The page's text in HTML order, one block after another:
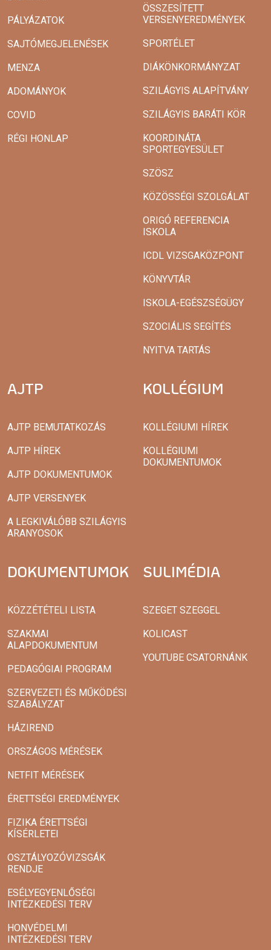
PÁLYÁZATOK
SAJTÓMEGJELENÉSEK
MENZA
ADOMÁNYOK
COVID
RÉGI HONLAP
ÖSSZESÍTETT
VERSENYEREDMÉNYEK
SPORTÉLET
DIÁKÖNKORMÁNYZAT
SZILÁGYIS ALAPÍTVÁNY
SZILÁGYIS BARÁTI KÖR
KOORDINÁTA
SPORTEGYESÜLET
SZÖSZ
KÖZÖSSÉGI SZOLGÁLAT
ORIGÓ REFERENCIA
ISKOLA
ICDL VIZSGAKÖZPONT
KÖNYVTÁR
ISKOLA-EGÉSZSÉGÜGY
SZOCIÁLIS SEGÍTÉS
NYITVA TARTÁS
AJTP
AJTP BEMUTATKOZÁS
AJTP HÍREK
AJTP DOKUMENTUMOK
AJTP VERSENYEK
A LEGKIVÁLÓBB SZILÁGYIS
ARANYOSOK
KOLLÉGIUM
KOLLÉGIUMI HÍREK
KOLLÉGIUMI
DOKUMENTUMOK
DOKUMENTUMOK
KÖZZÉTÉTELI LISTA
SZAKMAI
ALAPDOKUMENTUM
PEDAGÓGIAI PROGRAM
SZERVEZETI ÉS MŰKÖDÉSI
SZABÁLYZAT
HÁZIREND
ORSZÁGOS MÉRÉSEK
NETFIT MÉRÉSEK
ÉRETTSÉGI EREDMÉNYEK
FIZIKA ÉRETTSÉGI
KÍSÉRLETEI
OSZTÁLYOZÓVIZSGÁK
RENDJE
ESÉLYEGYENLŐSÉGI
INTÉZKEDÉSI TERV
HONVÉDELMI
INTÉZKEDÉSI TERV
SULIMÉDIA
SZEGET SZEGGEL
KOLICAST
YOUTUBE CSATORNÁNK